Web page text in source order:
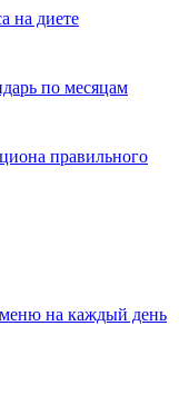
на диете
по месяцам
правильного
на каждый день